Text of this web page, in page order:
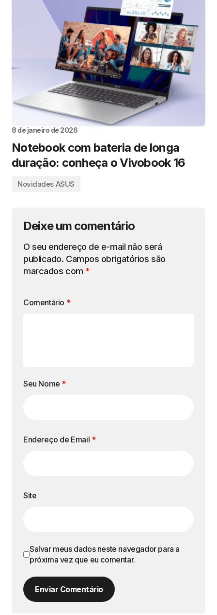
8 de janeiro de 2026
Notebook com bateria de longa
duração: conheça o Vivobook 16
Novidades ASUS
Deixe um comentário
O seu endereço de e-mail não será
publicado. Campos obrigatórios são
marcados com *
Comentário *
Seu Nome *
Endereço de Email *
Site
Salvar meus dados neste navegador para a
próxima vez que eu comentar.
Enviar Comentário